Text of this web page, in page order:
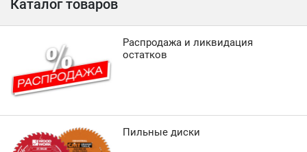
Каталог товаров
Распродажа и ликвидация
остатков
Пильные диски